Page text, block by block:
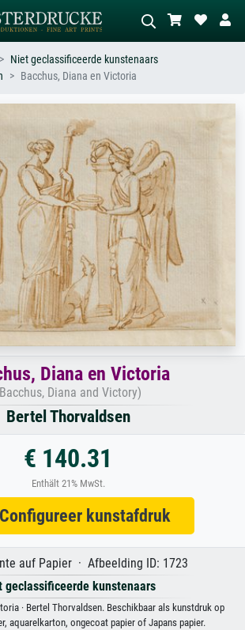
of stijl – bijv.
weide, abstract met veel rood, donker
olieverfschilderij, staand naakt naast
een boom.
Niet geclassificeerde kunstenaars
Bacchus, Diana en Victoria
Diana en Victoria
Diana and Victory)
Bertel Thorvaldsen
€ 140.31
Enthält 21% MwSt.
kunstafdruk
auf Papier · Afbeelding ID: 1723
geclassificeerde kunstenaars
· Bertel Thorvaldsen. Beschikbaar als kunstdruk op
aquarelkarton, ongecoat papier of Japans papier.